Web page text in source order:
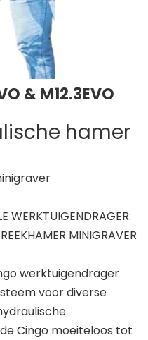
& M12.3EVO
hamer
WERKTUIGENDRAGER:
MINIGRAVER
werktuigendrager
voor diverse
Cingo moeiteloos tot